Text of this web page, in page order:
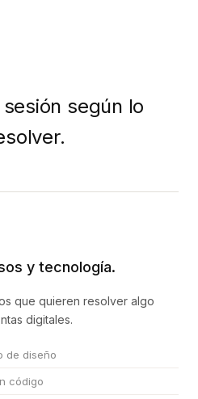
según lo
y tecnología.
que quieren resolver algo
digitales.
de diseño
código